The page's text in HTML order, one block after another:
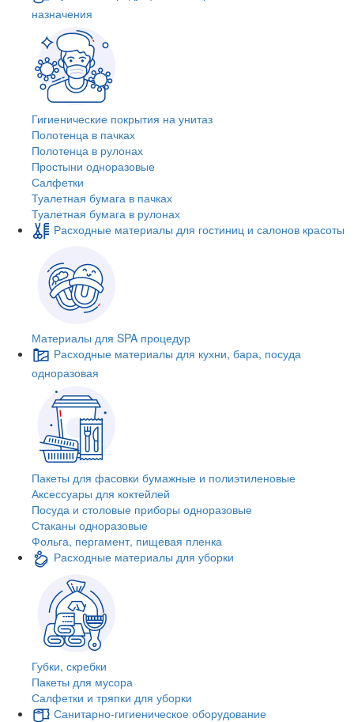
назначения
Гигиенические покрытия на унитаз
Полотенца в пачках
Полотенца в рулонах
Простыни одноразовые
Салфетки
Туалетная бумага в пачках
Туалетная бумага в рулонах
Расходные материалы для гостиниц и салонов красоты
Материалы для SPA процедур
Расходные материалы для кухни, бара, посуда
одноразовая
Пакеты для фасовки бумажные и полиэтиленовые
Аксессуары для коктейлей
Посуда и столовые приборы одноразовые
Стаканы одноразовые
Фольга, пергамент, пищевая пленка
Расходные материалы для уборки
Губки, скребки
Пакеты для мусора
Салфетки и тряпки для уборки
Санитарно-гигиеническое оборудование